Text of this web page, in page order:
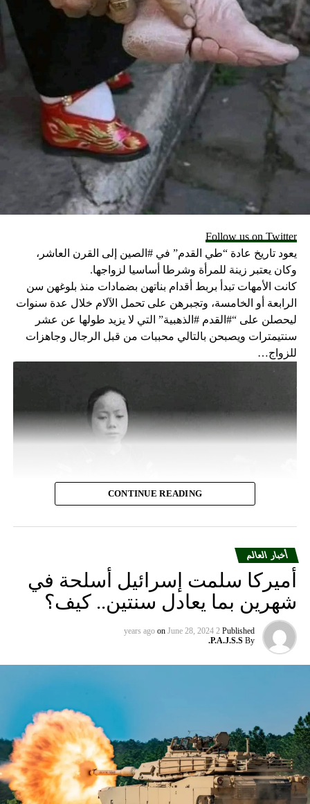
DON'T MISS
باكستاني يعتدي على كنيسة في فرنسا
Follow us on Twitter
يعود تاريخ عادة “طي القدم” في #الصين إلى القرن العاشر،
وكان يعتبر زينة للمرأة وشرطا أساسيا لزواجها.
كانت الأمهات تبدأ بربط أقدام بناتهن بضمادات منذ بلوغهن سن
الرابعة أو الخامسة، وتجبرهن على تحمل الآلام خلال عدة سنوات
ليحصلن على “#القدم #الذهبية” التي لا يزيد طولها عن عشر
سنتيمترات ويصبحن بالتالي محببات من قبل الرجال وجاهزات
للزواج…
CONTINUE READING
أخبار العالم
أميركا سلمت إسرائيل أسلحة في
شهرين بما يعادل سنتين.. كيف؟
Published
2 years ago
on June 28, 2024
By
P.A.J.S.S.